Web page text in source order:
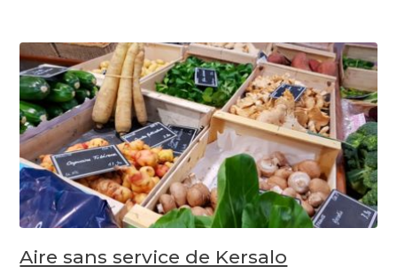
Aire sans service de Kersalo